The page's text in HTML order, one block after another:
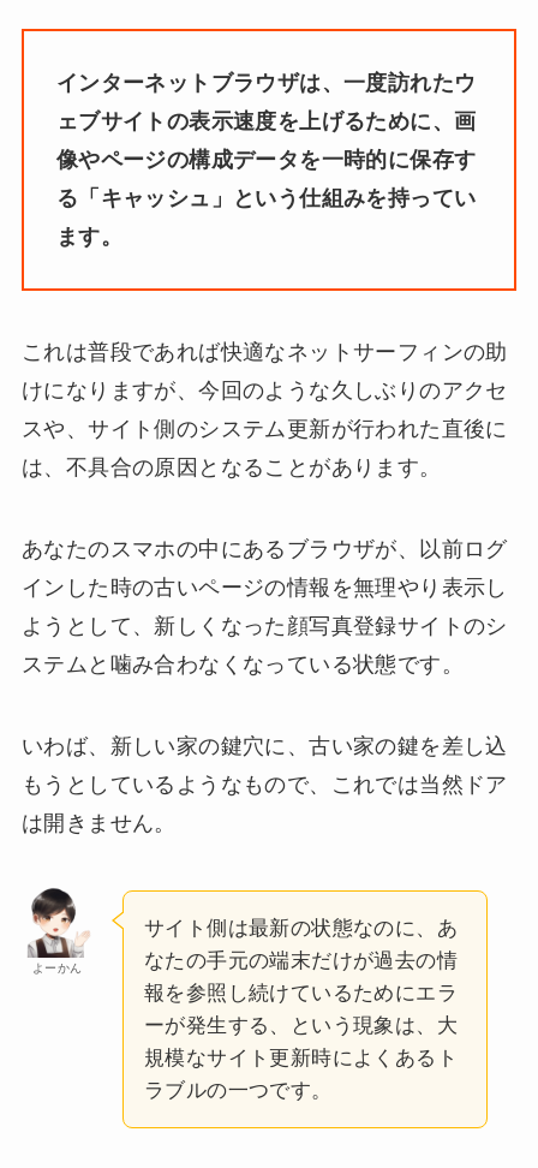
インターネットブラウザは、一度訪れたウ
ェブサイトの表示速度を上げるために、画
像やページの構成データを一時的に保存す
る「キャッシュ」という仕組みを持ってい
ます。
これは普段であれば快適なネットサーフィンの助
けになりますが、今回のような久しぶりのアクセ
スや、サイト側のシステム更新が行われた直後に
は、不具合の原因となることがあります。
あなたのスマホの中にあるブラウザが、以前ログ
インした時の古いページの情報を無理やり表示し
ようとして、新しくなった顔写真登録サイトのシ
ステムと噛み合わなくなっている状態です。
いわば、新しい家の鍵穴に、古い家の鍵を差し込
もうとしているようなもので、これでは当然ドア
は開きません。
よーかん
サイト側は最新の状態なのに、あ
なたの手元の端末だけが過去の情
報を参照し続けているためにエラ
ーが発生する、という現象は、大
規模なサイト更新時によくあるト
ラブルの一つです。